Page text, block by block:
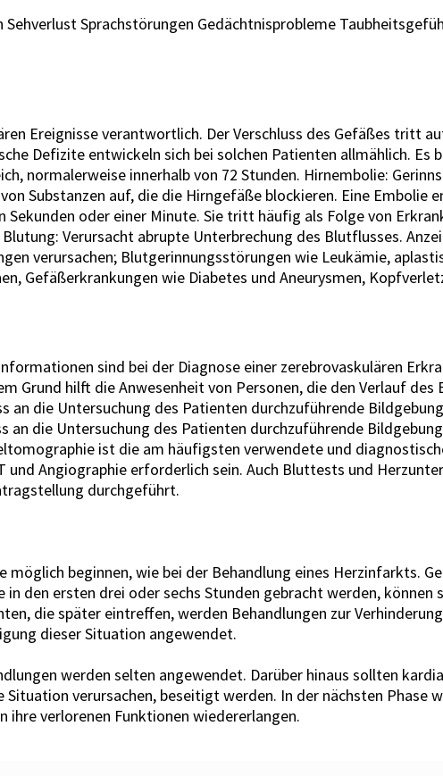
Sprachstörungen Gedächtnisprobleme
Ereignisse verantwortlich. Der Verschluss des Gefäßes tritt
Defizite entwickeln sich bei solchen Patienten allmählich. Es
normalerweise innerhalb von 72 Stunden. Hirnembolie:
Substanzen auf, die die Hirngefäße blockieren. Eine Embolie
oder einer Minute. Sie tritt häufig als Folge von
Verursacht abrupte Unterbrechung des Blutflusses.
verursachen; Blutgerinnungsstörungen wie Leukämie,
Gefäßerkrankungen wie Diabetes und Aneurysmen,
sind bei der Diagnose einer zerebrovaskulären
Grund hilft die Anwesenheit von Personen, die den Verlauf des
an die Untersuchung des Patienten durchzuführende
die Untersuchung des Patienten durchzuführende
ist die am häufigsten verwendete und
Angiographie erforderlich sein. Auch Bluttests und
durchgeführt.
beginnen, wie bei der Behandlung eines Herzinfarkts.
den ersten drei oder sechs Stunden gebracht werden, können
die später eintreffen, werden Behandlungen zur
dieser Situation angewendet.
werden selten angewendet. Darüber hinaus sollten
verursachen, beseitigt werden. In der nächsten Phase
verlorenen Funktionen wiedererlangen.